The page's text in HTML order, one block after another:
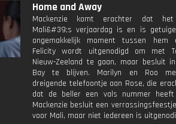
Home and Away
Mackenzie komt erachter dat het
Mali&#39;s verjaardag is en is
ongemakkelijk moment tussen hem
Felicity wordt uitgenodigd om met
Nieuw-Zeeland te gaan, maar besluit
Bay te blijven. Marilyn en Roo
dreigende telefoontje aan Rose, die
dat de beller een vals nummer heeft
Mackenzie besluit een
voor Mali, maar niet iedereen is